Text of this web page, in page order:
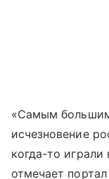
«Самым
исчезновение
когда-то
отмечает